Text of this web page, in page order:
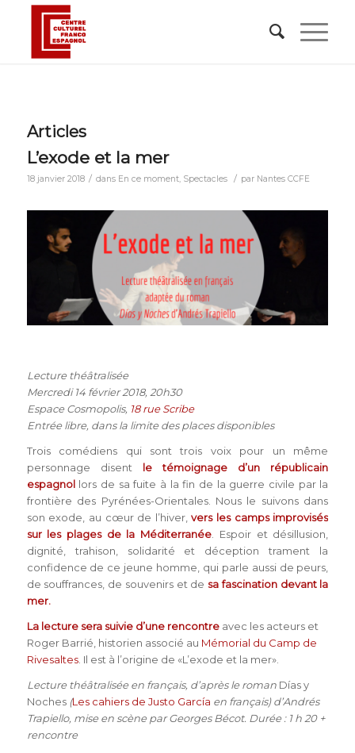
Articles
L’exode et la mer
18 janvier 2018 / dans En ce moment, Spectacles / par Nantes CCFE
Lecture théâtralisée
Mercredi 14 février 2018, 20h30
Espace Cosmopolis, 18 rue Scribe
Entrée libre, dans la limite des places disponibles
Trois comédiens qui sont trois voix pour un même
personnage disent le témoignage d’un républicain
espagnollors de sa fuite à la fin de la guerre civile par la
frontière des Pyrénées-Orientales. Nous le suivons dans
son exode, au cœur de l’hiver,vers les camps improvisés
sur les plages de la Méditerranée . Espoir et désillusion,
dignité, trahison, solidarité et déception trament la
confidence de ce jeune homme, qui parle aussi de peurs,
de souffrances, de souvenirs et de sa fascination devant la
mer.
La lecture sera suivie d’une rencontreavec les acteurs et
Roger Barrié, historien associé au Mémorial du Camp de
Rivesaltes. Il est à l’origine de «L’exode et la mer».
Lecture théâtralisée en français, d’après le roman Días y
Noches (Les cahiers de Justo García en français) d’Andrés
Trapiello, mise en scène par Georges Bécot. Durée : 1 h 20 +
rencontre